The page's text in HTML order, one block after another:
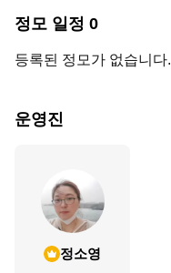
정모 일정 0
등록된 정모가 없습니다.
운영진
정소영